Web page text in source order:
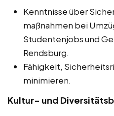
Kenntnisse über
maßnahmen bei
Studentenjobs und
Rendsburg.
Fähigkeit,
minimieren.
Kultur- und